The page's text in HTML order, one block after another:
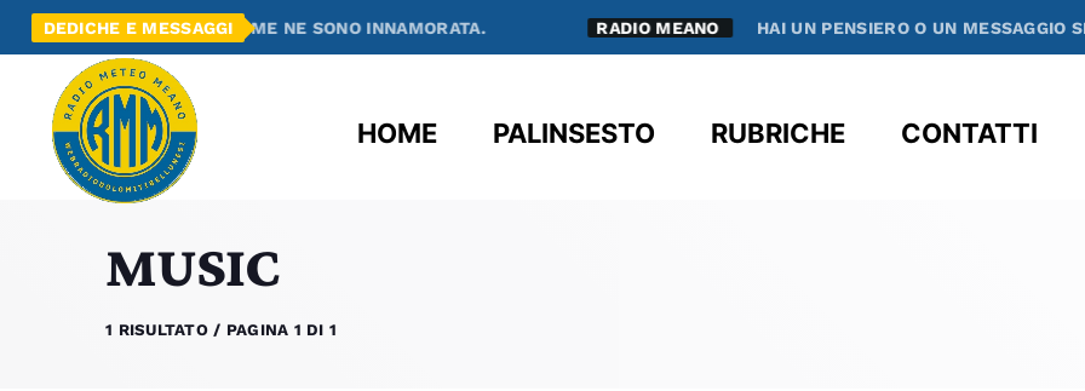
DEDICHE E MESSAGGI
RADIO MEANO E ME NE SONO INNAMORATA. RADIO MEANO HAI UN PENSIERO O UN MESSAGGIO
HOME PALINSESTO RUBRICHE CONTATTI
MUSIC
1 RISULTATO / PAGINA 1 DI 1